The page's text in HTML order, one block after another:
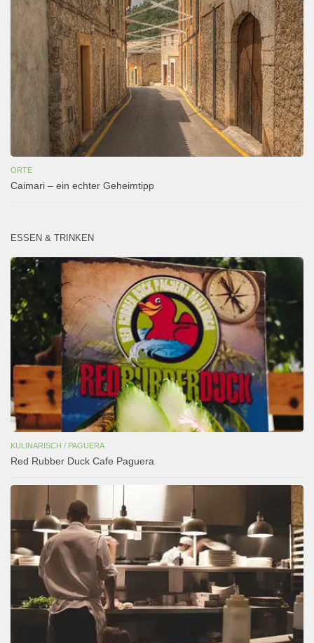
ORTE
Caimari – ein echter Geheimtipp
ESSEN & TRINKEN
KULINARISCH / PAGUERA
Red Rubber Duck Cafe Paguera